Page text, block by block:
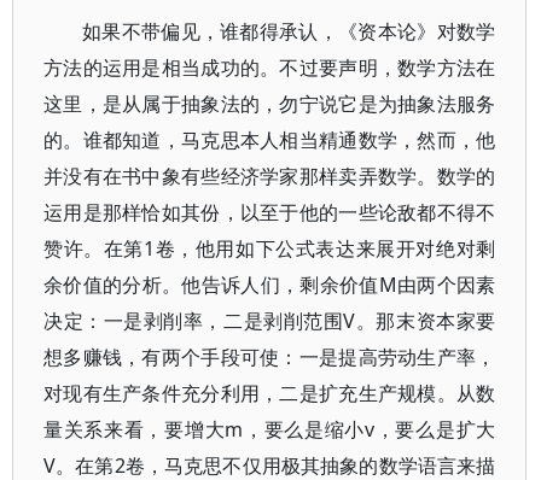
如果不带偏见，谁都得承认，《资本论》对数学
方法的运用是相当成功的。不过要声明，数学方法在
这里，是从属于抽象法的，勿宁说它是为抽象法服务
的。谁都知道，马克思本人相当精通数学，然而，他
并没有在书中象有些经济学家那样卖弄数学。数学的
运用是那样恰如其份，以至于他的一些论敌都不得不
赞许。在第1卷，他用如下公式表达来展开对绝对剩
余价值的分析。他告诉人们，剩余价值M由两个因素
决定：一是剥削率，二是剥削范围V。那末资本家要
想多赚钱，有两个手段可使：一是提高劳动生产率，
对现有生产条件充分利用，二是扩充生产规模。从数
量关系来看，要增大m，要么是缩小v，要么是扩大
V。在第2卷，马克思不仅用极其抽象的数学语言来描